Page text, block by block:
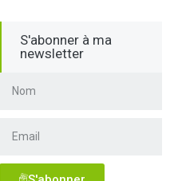
S'abonner à ma
newsletter